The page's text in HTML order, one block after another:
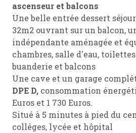
ascenseur et balcons
Une belle entrée dessert
32m2 ouvrant sur un balcon,
indépendante aménagée et
chambres, salle d'eau, toilettes
buanderie et balcons
Une cave et un garage
DPE D, consommation
Euros et 1 730 Euros.
Situé à 5 minutes à pied du
colléges, lycée et hôpital